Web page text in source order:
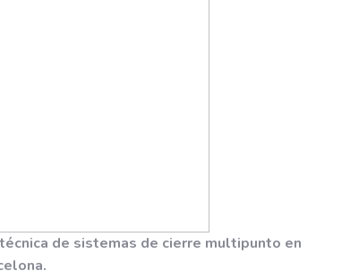
de sistemas de cierre multipunto en